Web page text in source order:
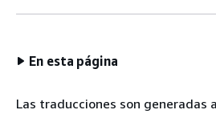
En esta página
Las traducciones son generadas